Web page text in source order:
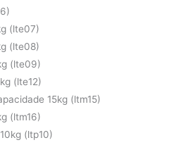
(lte07)
(lte08)
(lte09)
(lte12)
15kg (ltm15)
(ltm16)
(ltp10)